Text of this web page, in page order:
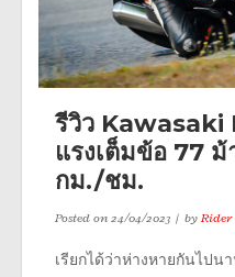
รีวิว Kawasaki
แรงเต็มข้อ 77
กม./ชม.
Posted on24/04/2023 byRider
เรียกได้ว่าห่างหายกันไปน